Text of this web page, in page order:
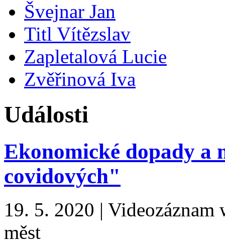
Švejnar Jan
Titl Vítězslav
Zapletalová Lucie
Zvěřinová Iva
Události
Ekonomické dopady a
covidových"
19. 5. 2020 |
měst